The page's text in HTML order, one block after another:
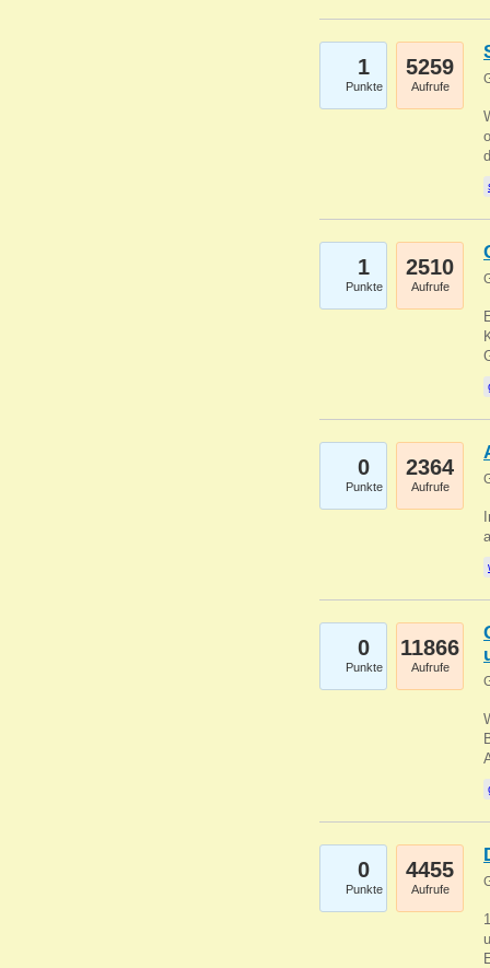
1
Punkte
5259
Aufrufe
1
Punkte
2510
Aufrufe
0
Punkte
2364
Aufrufe
0
Punkte
11866
Aufrufe
0
Punkte
4455
Aufrufe